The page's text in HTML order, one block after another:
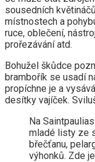
sousedních
místnostech a
ruce, oblečení,
prořezávání atd.
Bohužel škůdce
brambořík se usadí
propíchne je a
desítky vajíček.
Na
mladé listy ze
břečťanu,
výhonků. Zde